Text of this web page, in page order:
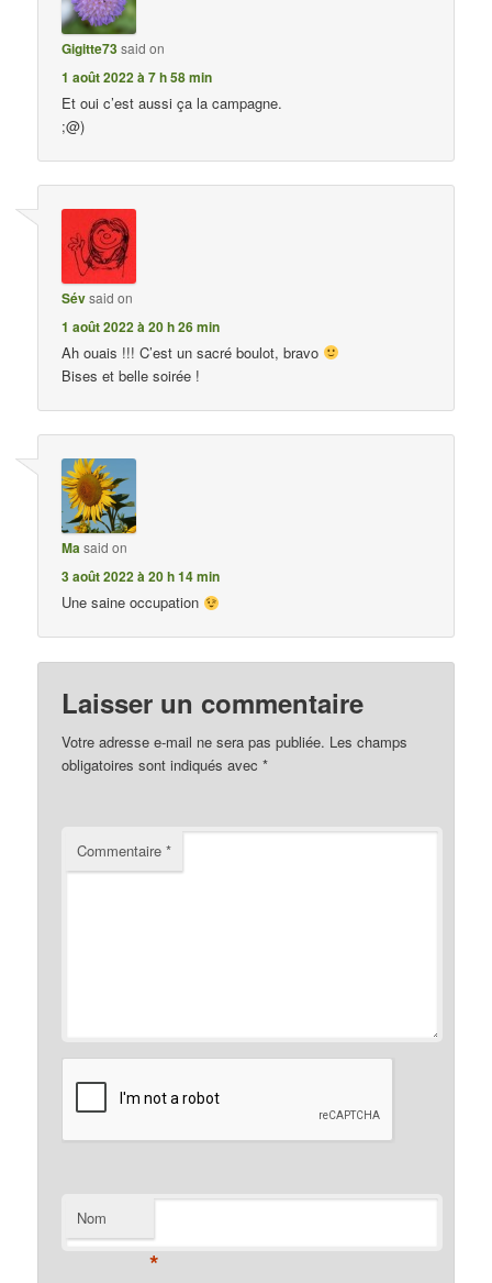
Gigitte73said on
1 août 2022 à 7 h 58 min
Et oui c’est aussi ça la campagne.
;@)
Sévsaid on
1 août 2022 à 20 h 26 min
Ah ouais !!! C’est un sacré boulot, bravo
Bises et belle soirée !
Masaid on
3 août 2022 à 20 h 14 min
Une saine occupation
Laisser un commentaire
Votre adresse e-mail ne sera pas publiée. Les champs
obligatoires sont indiqués avec*
Commentaire*
Nom
*